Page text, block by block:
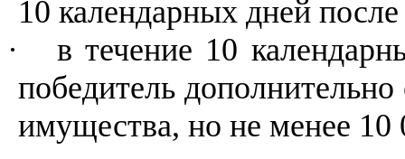
10 календарных дней
·
в течение 10
победитель
имущества, но не менее 10